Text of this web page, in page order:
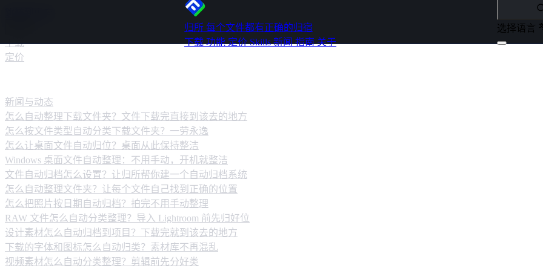
归所 每个文件都有正确的归宿
下载功能定价Skills新闻指南关于
选择语言
下载
定价
新闻与动态
怎么自动整理下载文件夹？文件下载完直接到该去的地方
怎么按文件类型自动分类下载文件夹？一劳永逸
怎么让桌面文件自动归位？桌面从此保持整洁
Windows 桌面文件自动整理：不用手动，开机就整洁
文件自动归档怎么设置？让归所帮你建一个自动归档系统
怎么自动整理文件夹？让每个文件自己找到正确的位置
怎么把照片按日期自动归档？拍完不用手动整理
RAW 文件怎么自动分类整理？导入 Lightroom 前先归好位
设计素材怎么自动归档到项目？下载完就到该去的地方
下载的字体和图标怎么自动归类？素材库不再混乱
视频素材怎么自动分类整理？剪辑前先分好类